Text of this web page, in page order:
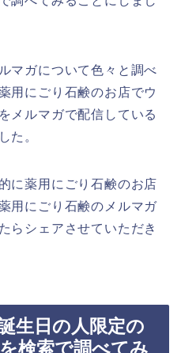
マガについて色々と調べ
用にごり石鹸のお店でウ
メルマガで配信している
た。
に薬用にごり石鹸のお店
用にごり石鹸のメルマガ
らシェアさせていただき
生日の人限定の
検索で調べてみ